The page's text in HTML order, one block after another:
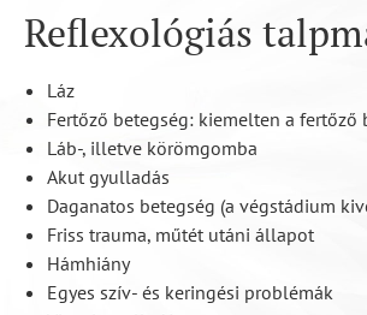
Reflexológiás
Láz
Fertőző betegség: kiemelten a fertőző
Láb-, illetve körömgomba
Akut gyulladás
Daganatos betegség (a végstádium
Friss trauma, műtét utáni állapot
Hámhiány
Egyes szív- és keringési problémák